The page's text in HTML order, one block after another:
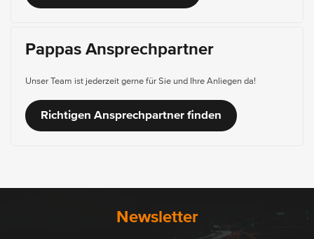
Pappas Ansprechpartner
Unser Team ist jederzeit gerne für Sie und Ihre Anliegen da!
Richtigen Ansprechpartner finden
Newsletter